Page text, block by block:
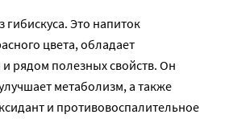
гибискуса. Это напиток
цвета, обладает
рядом полезных свойств. Он
метаболизм, а также
и противовоспалительное